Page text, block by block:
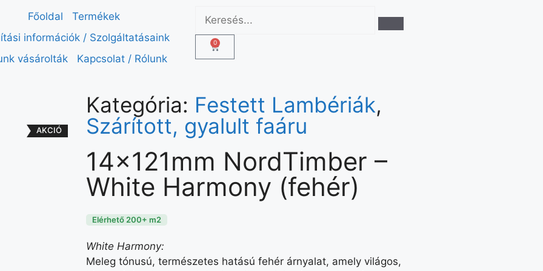
Főoldal
Termékek
információk / Szolgáltatásaink
vásárolták
Kapcsolat / Rólunk
0
AKCIÓ
Kategória: Festett Lambériák,
Szárított, gyalult faáru
14x121mm NordTimber –
White Harmony (fehér)
Elérhető 200+ m2
White Harmony:
Meleg tónusú, természetes hatású fehér árnyalat, amely világos,